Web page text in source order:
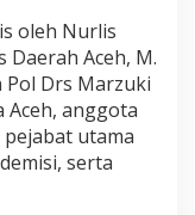
oleh Nurlis
Aceh, M.
Pol Drs Marzuki
Aceh, anggota
pejabat utama
serta